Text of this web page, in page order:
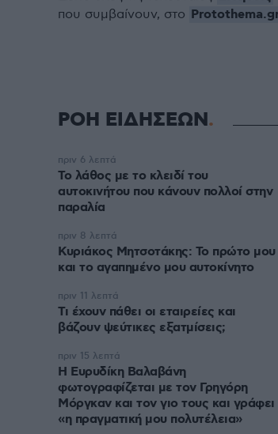
που συμβαίνουν, στο
ΡΟΗ ΕΙΔΗΣΕΩΝ
Το λάθος με το κλειδί του
αυτοκινήτου που κάνουν πολλοί στην
παραλία
πριν 6 λεπτά
Κυριάκος Μητσοτάκης: Το πρώτο μου
και το αγαπημένο μου αυτοκίνητο
πριν 8 λεπτά
Τι έχουν πάθει οι εταιρείες και
βάζουν ψεύτικες εξατμίσεις;
πριν 11 λεπτά
Η Ευρυδίκη Βαλαβάνη
φωτογραφίζεται με τον Γρηγόρη
Μόργκαν και τον γιο τους και γράφει
«η πραγματική μου πολυτέλεια»
πριν 15 λεπτά